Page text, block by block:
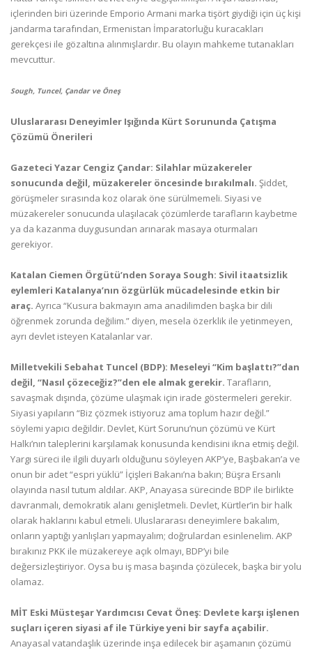
içlerinden biri üzerinde Emporio Armani marka tişört giydiği için üç kişi
jandarma tarafından, Ermenistan İmparatorluğu kuracakları
gerekçesi ile gözaltına alınmışlardır. Bu olayın mahkeme tutanakları
mevcuttur.
Sough, Tuncel, Çandar ve Öneş
Uluslararası Deneyimler Işığında Kürt Sorununda Çatışma
Çözümü Önerileri
Gazeteci Yazar Cengiz Çandar: Silahlar müzakereler
sonucunda değil, müzakereler öncesinde bırakılmalı. Şiddet,
görüşmeler sırasında koz olarak öne sürülmemeli. Siyasi ve
müzakereler sonucunda ulaşılacak çözümlerde tarafların kaybetme
ya da kazanma duygusundan arınarak masaya oturmaları
gerekiyor.
Katalan Ciemen Örgütü’nden Soraya Sough: Sivil itaatsizlik
eylemleri Katalanya’nın özgürlük mücadelesinde etkin bir
araç. Ayrıca “Kusura bakmayın ama anadilimden başka bir dili
öğrenmek zorunda değilim.” diyen, mesela özerklik ile yetinmeyen,
ayrı devlet isteyen Katalanlar var.
Milletvekili Sebahat Tuncel (BDP): Meseleyi “Kim başlattı?”dan
değil, “Nasıl çözeceğiz?”den ele almak gerekir. Tarafların,
savaşmak dışında, çözüme ulaşmak için irade göstermeleri gerekir.
Siyasi yapıların “Biz çözmek istiyoruz ama toplum hazır değil.”
söylemi yapıcı değildir. Devlet, Kürt Sorunu’nun çözümü ve Kürt
Halkı’nın taleplerini karşılamak konusunda kendisini ikna etmiş değil.
Yargı süreci ile ilgili duyarlı olduğunu söyleyen AKP’ye, Başbakan’a ve
onun bir adet “espri yüklü” İçişleri Bakanı’na bakın; Büşra Ersanlı
olayında nasıl tutum aldılar. AKP, Anayasa sürecinde BDP ile birlikte
davranmalı, demokratik alanı genişletmeli. Devlet, Kürtler’in bir halk
olarak haklarını kabul etmeli. Uluslararası deneyimlere bakalım,
onların yaptığı yanlışları yapmayalım; doğrulardan esinlenelim. AKP
bırakınız PKK ile müzakereye açık olmayı, BDP’yi bile
değersizleştiriyor. Oysa bu iş masa başında çözülecek, başka bir yolu
olamaz.
MİT Eski Müsteşar Yardımcısı Cevat Öneş: Devlete karşı işlenen
suçları içeren siyasi af ile Türkiye yeni bir sayfa açabilir.
Anayasal vatandaşlık üzerinde inşa edilecek bir aşamanın çözümü